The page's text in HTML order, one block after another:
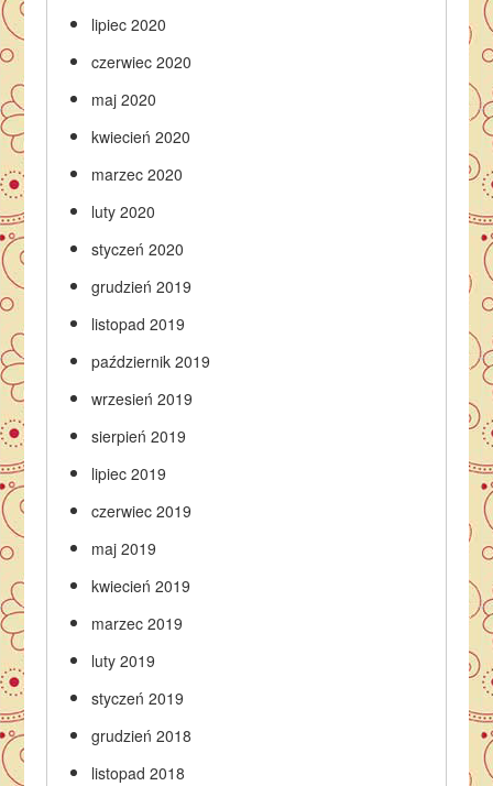
lipiec 2020
czerwiec 2020
maj 2020
kwiecień 2020
marzec 2020
luty 2020
styczeń 2020
grudzień 2019
listopad 2019
październik 2019
wrzesień 2019
sierpień 2019
lipiec 2019
czerwiec 2019
maj 2019
kwiecień 2019
marzec 2019
luty 2019
styczeń 2019
grudzień 2018
listopad 2018